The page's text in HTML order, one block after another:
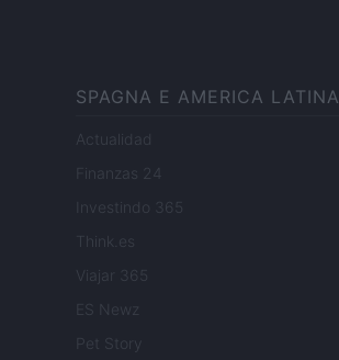
SPAGNA E AMERICA LATINA
Actualidad
Finanzas 24
Investindo 365
Think.es
Viajar 365
ES Newz
Pet Story